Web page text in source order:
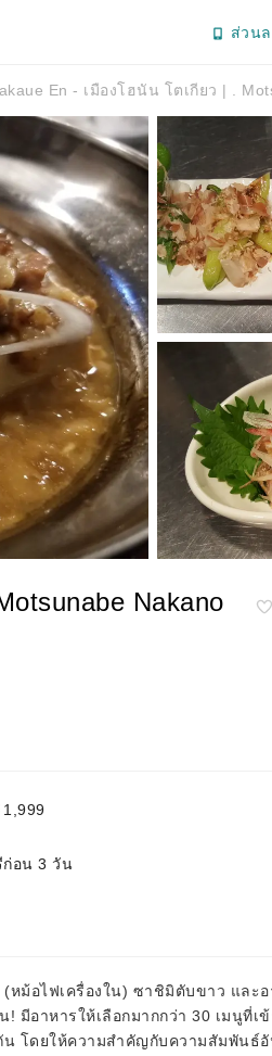
ส่วน
Nakano
ก่อน 3 วัน
(หม้อไฟเครื่องใน) ซาชิมิตับขาว และอ
มีอาหารให้เลือกมากกว่า 30 เมนูที่เข้
น โดยให้ความสำคัญกับความสัมพันธ์